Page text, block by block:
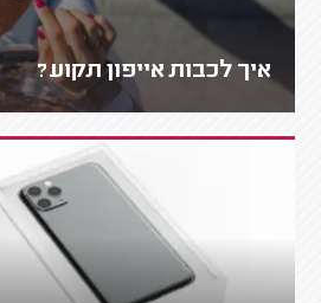
איך לכבות אייפון תקוע?